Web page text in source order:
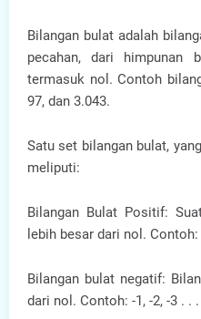
Bilangan bulat adalah
pecahan, dari himpunan
termasuk nol. Contoh
97, dan 3.043.
Satu set bilangan bulat,
meliputi:
Bilangan Bulat Positif:
lebih besar dari nol. Contoh:
Bilangan bulat negatif:
dari nol. Contoh: -1, -2, -3 . . .